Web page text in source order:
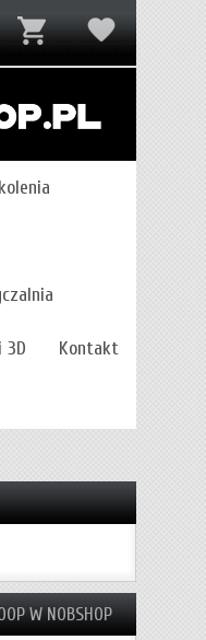
3D Kontakt
W NOBSHOP